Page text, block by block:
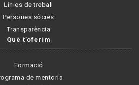
Línies de treball
Persones sòcies
Transparència
Què t'oferim
Formació
de mentoria